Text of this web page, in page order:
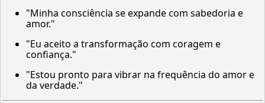
"Minha consciência se expande com sabedoria e
amor."
"Eu aceito a transformação com coragem e
confiança."
"Estou pronto para vibrar na frequência do amor e
da verdade."